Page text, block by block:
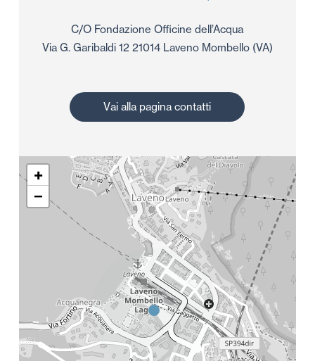
C/O Fondazione Officine dell’Acqua
Via G. Garibaldi 12 21014 Laveno Mombello (VA)
Vai alla pagina contatti
+
−